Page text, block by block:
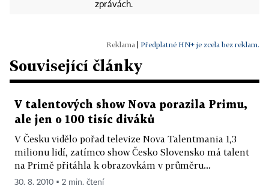
zprávách.
Předplatné HN+ je zcela bez reklam.
Související články
V talentových show Nova porazila Primu,
ale jen o 100 tisíc diváků
V Česku vidělo pořad televize Nova Talentmania 1,3
milionu lidí, zatímco show Česko Slovensko má talent
na Primě přitáhla k obrazovkám v průměru...
30. 8. 2010 ▪ 2 min. čtení